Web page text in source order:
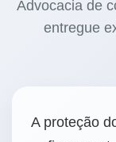
Advocacia de
entregue
A proteção